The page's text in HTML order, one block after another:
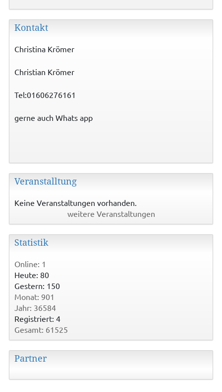
Kontakt
Christina Krömer
Christian Krömer
Tel:01606276161
gerne auch Whats app
Veranstalltung
Keine Veranstaltungen vorhanden.
weitere Veranstaltungen
Statistik
Online: 1
Heute: 80
Gestern: 150
Monat: 901
Jahr: 36584
Registriert: 4
Gesamt: 61525
Partner